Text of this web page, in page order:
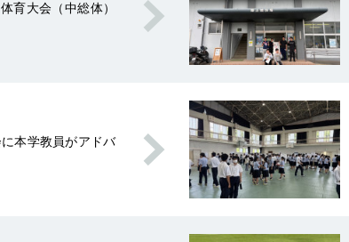
育大会（中総体）
本学教員がアドバ